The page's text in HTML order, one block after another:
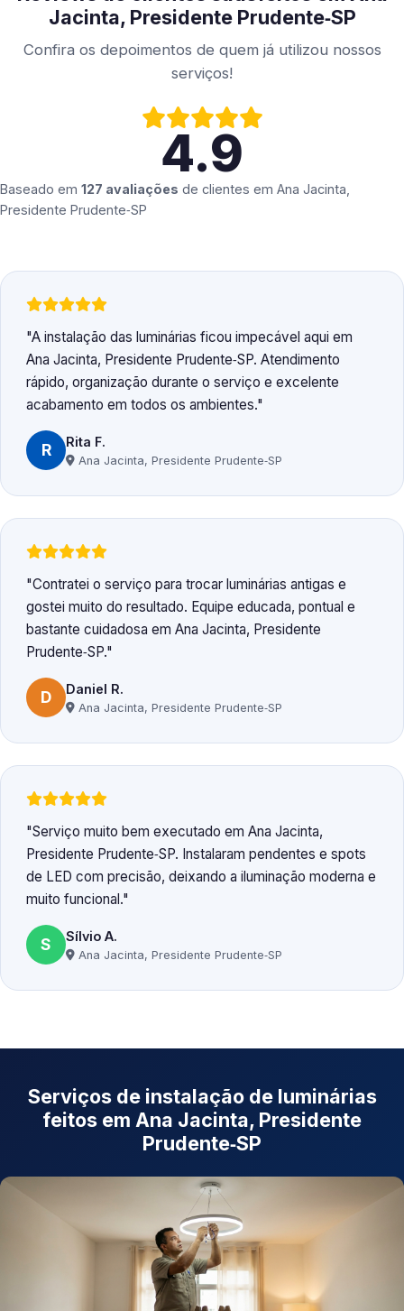
Jacinta, Presidente Prudente‑SP
Confira os depoimentos de quem já utilizou nossos
serviços!
4.9
Baseado em 127 avaliações de clientes em Ana Jacinta,
Presidente Prudente‑SP
A instalação das luminárias ficou impecável aqui em
Ana Jacinta, Presidente Prudente‑SP. Atendimento
rápido, organização durante o serviço e excelente
acabamento em todos os ambientes.
R Rita F.
Ana Jacinta, Presidente Prudente‑SP
Contratei o serviço para trocar luminárias antigas e
gostei muito do resultado. Equipe educada, pontual e
bastante cuidadosa em Ana Jacinta, Presidente
Prudente‑SP.
D Daniel R.
Ana Jacinta, Presidente Prudente‑SP
Serviço muito bem executado em Ana Jacinta,
Presidente Prudente‑SP. Instalaram pendentes e spots
de LED com precisão, deixando a iluminação moderna e
muito funcional.
S Sílvio A.
Ana Jacinta, Presidente Prudente‑SP
Serviços de instalação de luminárias
feitos em Ana Jacinta, Presidente
Prudente‑SP